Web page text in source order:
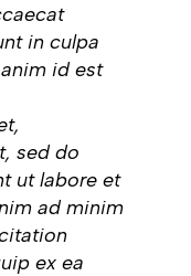
in culpa
id est
sed do
ut labore et
ad minim
ex ea